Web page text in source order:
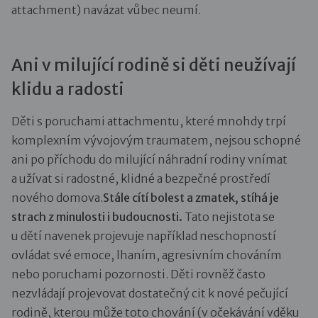
attachment) navázat vůbec neumí.
Ani v milující rodině si děti neužívají
klidu a radosti
Děti s poruchami attachmentu, které mnohdy trpí
komplexním vývojovým traumatem, nejsou schopné
ani po příchodu do milující náhradní rodiny vnímat
a užívat si radostné, klidné a bezpečné prostředí
nového domova.Stále cítí bolest a zmatek, stíhá je
strach z minulosti i budoucnosti. Tato nejistota se
u dětí navenek projevuje například neschopností
ovládat své emoce, lhaním, agresivním chováním
nebo poruchami pozornosti. Děti rovněž často
nezvládají projevovat dostatečný cit k nové pečující
rodině, kterou může toto chování (v očekávání vděku